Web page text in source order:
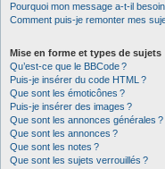
Pourquoi mon message a-t-il
Comment puis-je remonter mes
Mise en forme et types de sujets
Qu’est-ce que le BBCode ?
Puis-je insérer du code HTML ?
Que sont les émoticônes ?
Puis-je insérer des images ?
Que sont les annonces générales ?
Que sont les annonces ?
Que sont les notes ?
Que sont les sujets verrouillés ?